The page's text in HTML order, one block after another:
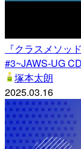
『クラスメソッ
#3~JAWS-UG
塚本太朗
2025.03.16